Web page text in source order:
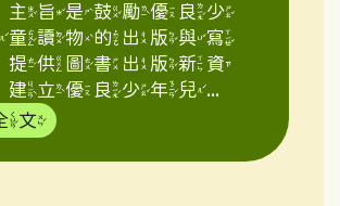
主旨是鼓勵優良少
童讀物的出版與寫
提供圖書出版新資
建立優良少年兒...
文